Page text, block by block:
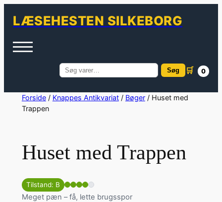
LÆSEHESTEN SILKEBORG
Søg
Søg 🛒 0
SpringForside/ Knappes Antikvariat/ Bøger/ Huset med
Trappen
Huset med Trappen
Tilstand: B
Meget pæn – få, lette brugsspor